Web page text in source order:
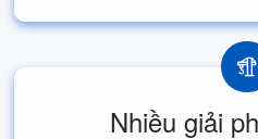
Nhiều giải